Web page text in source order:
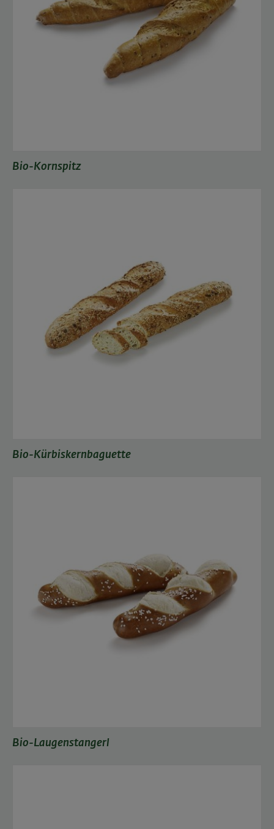
Bio-Kornspitz
Bio-Kürbiskernbaguette
Bio-Laugenstangerl